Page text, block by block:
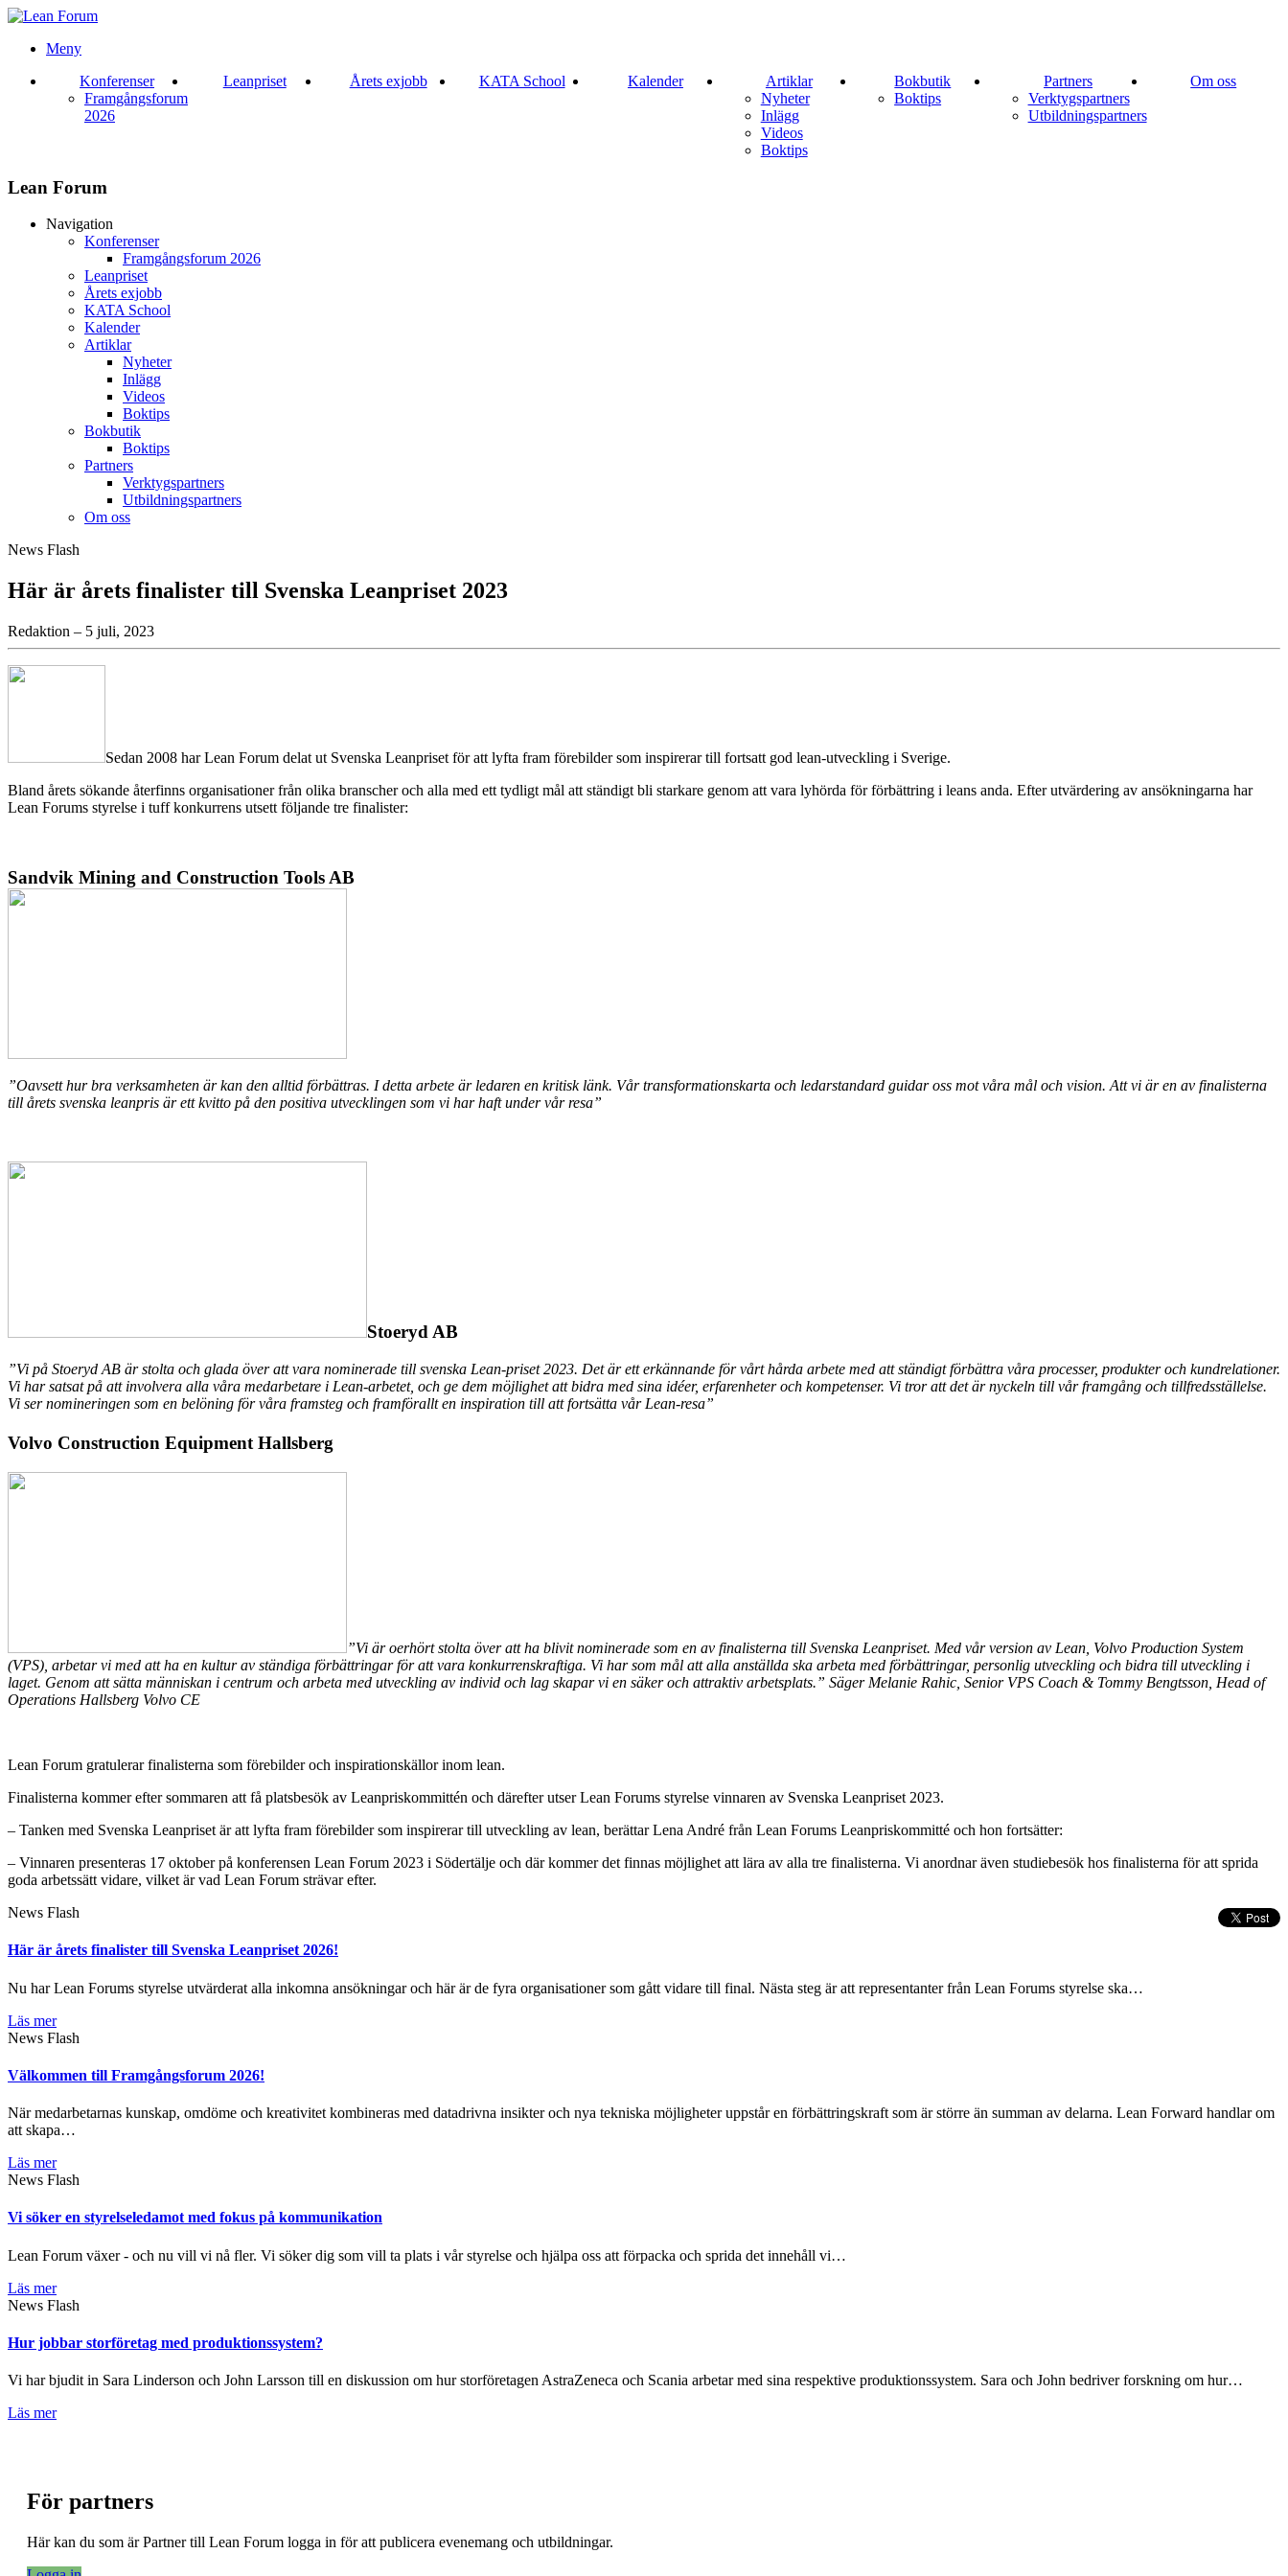
Meny
Konferenser
Framgångsforum
2026
Leanpriset Årets exjobb KATA School Kalender
Artiklar
Nyheter
Inlägg
Videos
Boktips
Bokbutik
Boktips
Partners
Verktygspartners
Utbildningspartners
Om oss
Lean Forum
Navigation
Konferenser
Framgångsforum 2026
Leanpriset
Årets exjobb
KATA School
Kalender
Artiklar
Nyheter
Inlägg
Videos
Boktips
Bokbutik
Boktips
Partners
Verktygspartners
Utbildningspartners
Om oss
News Flash
Här är årets finalister till Svenska Leanpriset 2023
Redaktion – 5 juli, 2023
Sedan 2008 har Lean Forum delat ut Svenska Leanpriset för att lyfta fram förebilder som inspirerar till fortsatt god lean-utveckling i Sverige.
Bland årets sökande återfinns organisationer från olika branscher och alla med ett tydligt mål att ständigt bli starkare genom att vara lyhörda för förbättring i leans anda. Efter utvärdering av ansökningarna har
Lean Forums styrelse i tuff konkurrens utsett följande tre finalister:
Sandvik Mining and Construction Tools AB
”Oavsett hur bra verksamheten är kan den alltid förbättras. I detta arbete är ledaren en kritisk länk. Vår transformationskarta och ledarstandard guidar oss mot våra mål och vision. Att vi är en av finalisterna
till årets svenska leanpris är ett kvitto på den positiva utvecklingen som vi har haft under vår resa”
Stoeryd AB
”Vi på Stoeryd AB är stolta och glada över att vara nominerade till svenska Lean-priset 2023. Det är ett erkännande för vårt hårda arbete med att ständigt förbättra våra processer, produkter och kundrelationer.
Vi har satsat på att involvera alla våra medarbetare i Lean-arbetet, och ge dem möjlighet att bidra med sina idéer, erfarenheter och kompetenser. Vi tror att det är nyckeln till vår framgång och tillfredsställelse.
Vi ser nomineringen som en belöning för våra framsteg och framförallt en inspiration till att fortsätta vår Lean-resa”
Volvo Construction Equipment Hallsberg
”Vi är oerhört stolta över att ha blivit nominerade som en av finalisterna till Svenska Leanpriset. Med vår version av Lean, Volvo Production System
(VPS), arbetar vi med att ha en kultur av ständiga förbättringar för att vara konkurrenskraftiga. Vi har som mål att alla anställda ska arbeta med förbättringar, personlig utveckling och bidra till utveckling i
laget. Genom att sätta människan i centrum och arbeta med utveckling av individ och lag skapar vi en säker och attraktiv arbetsplats.” Säger Melanie Rahic, Senior VPS Coach & Tommy Bengtsson, Head of
Operations Hallsberg Volvo CE
Lean Forum gratulerar finalisterna som förebilder och inspirationskällor inom lean.
Finalisterna kommer efter sommaren att få platsbesök av Leanpriskommittén och därefter utser Lean Forums styrelse vinnaren av Svenska Leanpriset 2023.
– Tanken med Svenska Leanpriset är att lyfta fram förebilder som inspirerar till utveckling av lean, berättar Lena André från Lean Forums Leanpriskommitté och hon fortsätter:
– Vinnaren presenteras 17 oktober på konferensen Lean Forum 2023 i Södertälje och där kommer det finnas möjlighet att lära av alla tre finalisterna. Vi anordnar även studiebesök hos finalisterna för att sprida
goda arbetssätt vidare, vilket är vad Lean Forum strävar efter.
News Flash
Här är årets finalister till Svenska Leanpriset 2026!
Nu har Lean Forums styrelse utvärderat alla inkomna ansökningar och här är de fyra organisationer som gått vidare till final. Nästa steg är att representanter från Lean Forums styrelse ska…
Läs mer
News Flash
Välkommen till Framgångsforum 2026!
När medarbetarnas kunskap, omdöme och kreativitet kombineras med datadrivna insikter och nya tekniska möjligheter uppstår en förbättringskraft som är större än summan av delarna. Lean Forward handlar om
att skapa…
Läs mer
News Flash
Vi söker en styrelseledamot med fokus på kommunikation
Lean Forum växer - och nu vill vi nå fler. Vi söker dig som vill ta plats i vår styrelse och hjälpa oss att förpacka och sprida det innehåll vi…
Läs mer
News Flash
Hur jobbar storföretag med produktionssystem?
Vi har bjudit in Sara Linderson och John Larsson till en diskussion om hur storföretagen AstraZeneca och Scania arbetar med sina respektive produktionssystem. Sara och John bedriver forskning om hur…
Läs mer
För partners
Här kan du som är Partner till Lean Forum logga in för att publicera evenemang och utbildningar.